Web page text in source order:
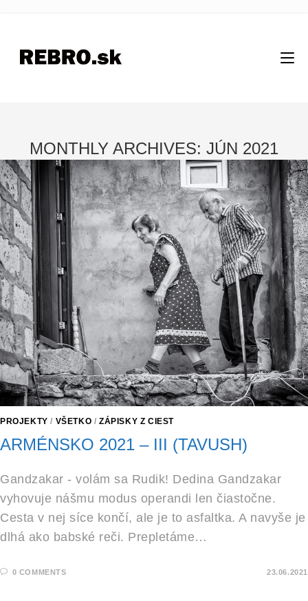
MONTHLY ARCHIVES: JÚN 2021
PROJEKTY / VŠETKO /ZÁPISKY Z CIEST
ARMÉNSKO 2021 – III (TAVUSH)
Gandzakar - volám sa Rudik! Dedina Gandzakar
vyhovuje nášmu modus operandi len čiastočne.
Cesta v nej síce končí, ale je to asfaltka. A navyše je
dlhá ako babské reči. Prepletáme…
0 COMMENTS 23.06.2021